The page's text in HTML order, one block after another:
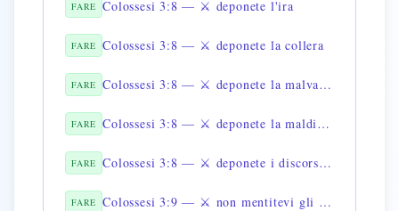
FARE Colossesi 3:8 — ⚔️ deponete l'ira
FARE Colossesi 3:8 — ⚔️ deponete la collera
FARE Colossesi 3:8 — ⚔️ deponete la malvagità
FARE Colossesi 3:8 — ⚔️ deponete la maldicenza
FARE Colossesi 3:8 — ⚔️ deponete i discorsi disonesti
FARE Colossesi 3:9 — ⚔️ non mentitevi gli uni agli altri